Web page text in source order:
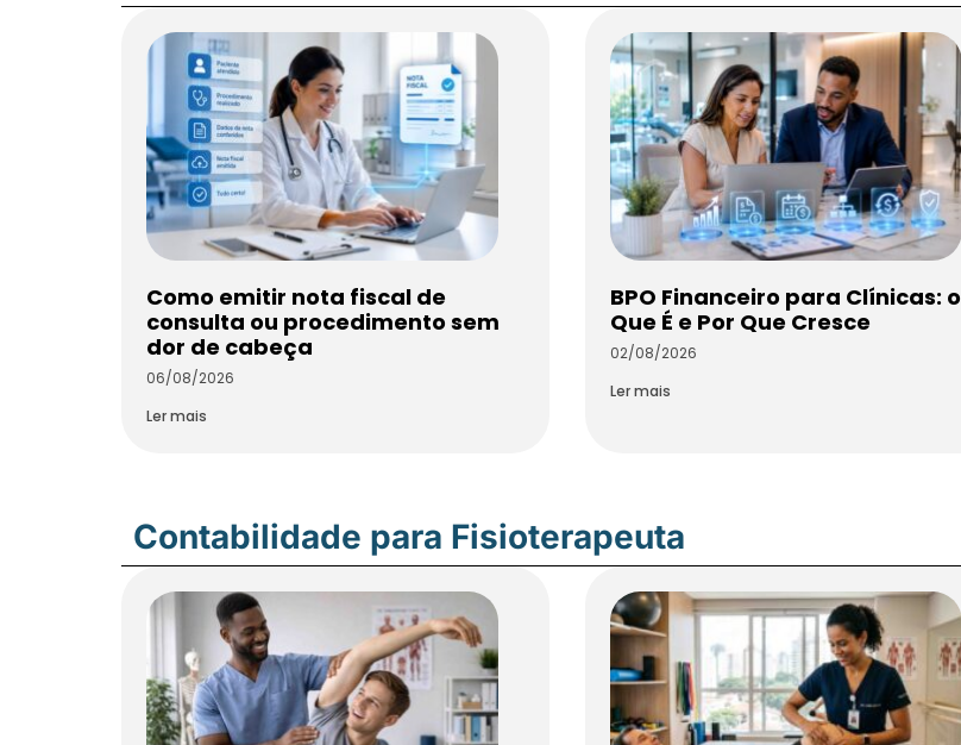
Como emitir nota fiscal de
consulta ou procedimento sem
dor de cabeça
06/08/2026
Ler mais
BPO Financeiro para Clínicas: o
Que É e Por Que Cresce
02/08/2026
Ler mais
Contabilidade para Fisioterapeuta